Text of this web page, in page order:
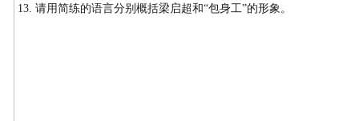
13. 请用简练的语言分别概括梁启超和“包身工”的形象。